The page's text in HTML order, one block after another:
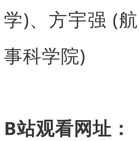
学)、方宇强 (
事科学院)
B站观看网址：